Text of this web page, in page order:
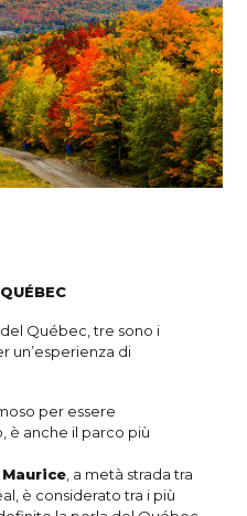
Québec, tre sono i
un’esperienza di
per essere
è anche il parco più
, a metà strada tra
è considerato tra i più